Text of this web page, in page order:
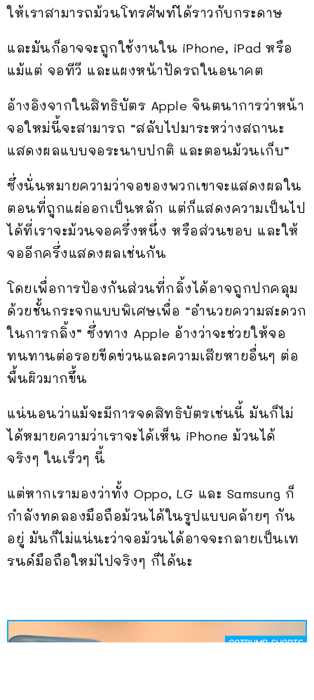
ให้เราสามารถม้วนโทรศัพท์ได้ราวกับกระดาษ
และมันก็อาจจะถูกใช้งานใน iPhone, iPad หรือ
แม้แต่ จอทีวี และแผงหน้าปัดรถในอนาคต
อ้างอิงจากในสิทธิบัตร Apple จินตนาการว่าหน้า
จอใหม่นี้จะสามารถ “สลับไปมาระหว่างสถานะ
แสดงผลแบบจอระนาบปกติ และตอนม้วนเก็บ”
ซึ่งนั่นหมายความว่าจอของพวกเขาจะแสดงผลใน
ตอนที่ถูกแผ่ออกเป็นหลัก แต่ก็แสดงความเป็นไป
ได้ที่เราจะม้วนจอครึ่งหนึ่ง หรือส่วนขอบ และให้
จออีกครึ่งแสดงผลเช่นกัน
โดยเพื่อการป้องกันส่วนที่กลิ้งได้อาจถูกปกคลุม
ด้วยชั้นกระจกแบบพิเศษเพื่อ “อำนวยความสะดวก
ในการกลิ้ง” ซึ่งทาง Apple อ้างว่าจะช่วยให้จอ
ทนทานต่อรอยขีดข่วนและความเสียหายอื่นๆ ต่อ
พื้นผิวมากขึ้น
แน่นอนว่าแม้จะมีการจดสิทธิบัตรเช่นนี้ มันก็ไม่
ได้หมายความว่าเราจะได้เห็น iPhone ม้วนได้
จริงๆ ในเร็วๆ นี้
แต่หากเรามองว่าทั้ง Oppo, LG และ Samsung ก็
กำลังทดลองมือถือม้วนได้ในรูปแบบคล้ายๆ กัน
อยู่ มันก็ไม่แน่นะว่าจอม้วนได้อาจจะกลายเป็นเท
รนด์มือถือใหม่ไปจริงๆ ก็ได้นะ